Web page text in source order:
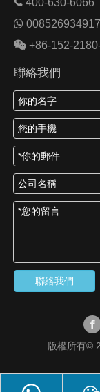

 +86-152-
聯絡我們
聯絡我們
版權所有©